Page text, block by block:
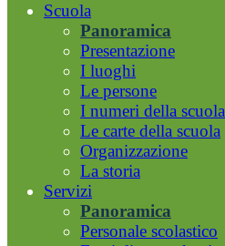
Scuola
Panoramica
Presentazione
I luoghi
Le persone
I numeri della scuola
Le carte della scuola
Organizzazione
La storia
Servizi
Panoramica
Personale scolastico